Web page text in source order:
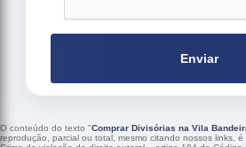
Enviar
O conteúdo do texto "Comprar Divisórias na Vila
reprodução, parcial ou total, mesmo citando nossos links,